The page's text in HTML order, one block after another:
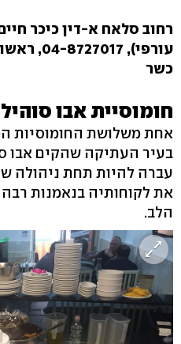
רחוב סלאח א-דין כיכר
כשר
חומוסיית אבו סוהיל
אחת משלושת החומוסיות
עברה להיות תחת ניהולה
את לקוחותיה בנאמנות
הלב.